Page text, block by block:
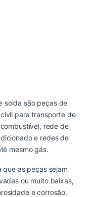
solda são peças de
para transporte de
rede de
e redes de
mesmo gás.
as peças sejam
ou muito baixas,
e corrosão.